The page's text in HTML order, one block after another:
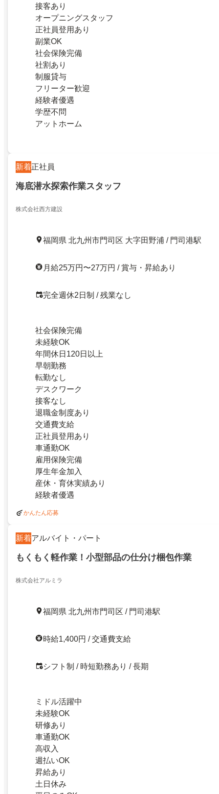
接客あり
オープニングスタッフ
正社員登用あり
副業OK
社会保険完備
社割あり
制服貸与
フリーター歓迎
経験者優遇
学歴不問
アットホーム
新着正社員
海底潜水探索作業スタッフ
株式会社西方建設
福岡県 北九州市門司区 大字田野浦 / 門司港駅
月給25万円〜27万円 / 賞与・昇給あり
完全週休2日制 / 残業なし
社会保険完備
未経験OK
年間休日120日以上
早朝勤務
転勤なし
デスクワーク
接客なし
退職金制度あり
交通費支給
正社員登用あり
車通勤OK
雇用保険完備
厚生年金加入
産休・育休実績あり
経験者優遇
かんたん応募
新着アルバイト・パート
もくもく軽作業！小型部品の仕分け梱包作業
株式会社アルミラ
福岡県 北九州市門司区 / 門司港駅
時給1,400円 / 交通費支給
シフト制 / 時短勤務あり / 長期
ミドル活躍中
未経験OK
研修あり
車通勤OK
高収入
週払いOK
昇給あり
土日休み